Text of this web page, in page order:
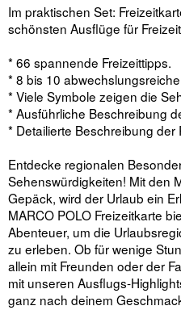
Im praktischen Set:
schönsten Ausflüge für
* 66 spannende Freizeittipps.
* 8 bis 10
* Viele Symbole zeigen die
* Ausführliche Beschreibung
* Detailierte Beschreibung der
Entdecke regionalen
Sehenswürdigkeiten! Mit den
Gepäck, wird der Urlaub ein
MARCO POLO Freizeitkarte
Abenteuer, um die
zu erleben. Ob für wenige
allein mit Freunden oder der
mit unseren Ausflugs-
ganz nach deinem